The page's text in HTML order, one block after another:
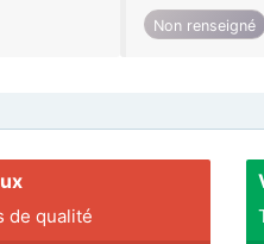
Non renseigné
de qualité